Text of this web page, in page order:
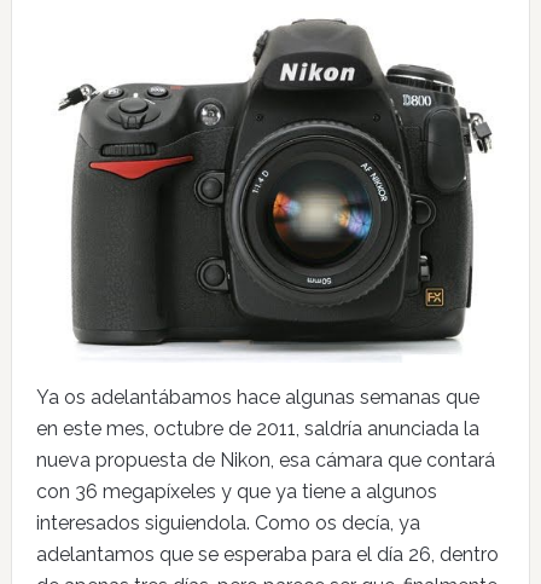
Ya os adelantábamos hace algunas semanas que
en este mes, octubre de 2011, saldría anunciada la
nueva propuesta de Nikon, esa cámara que contará
con 36 megapíxeles y que ya tiene a algunos
interesados siguiendola. Como os decía, ya
adelantamos que se esperaba para el día 26, dentro